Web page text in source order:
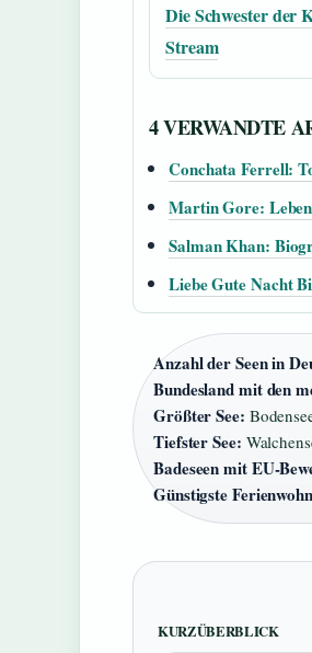
Die Schwester der
Stream
4 VERWANDTE
Conchata Ferrell:
Martin Gore:
Salman Khan:
Liebe Gute Nacht
Anzahl der Seen in
Bundesland mit den
Größter See:
Tiefster See:
Badeseen mit EU-
Günstigste
KURZÜBERBLICK